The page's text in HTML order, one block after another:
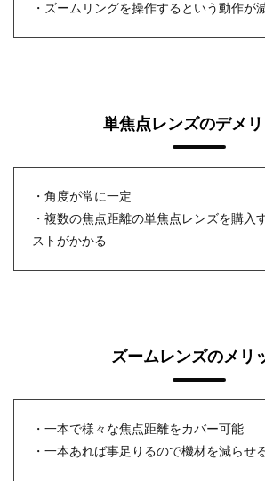
・ズームリングを操作するという動作が
単焦点レンズのデメリ
・角度が常に一定
・複数の焦点距離の単焦点レンズを購入
ストがかかる
ズームレンズのメリ
・一本で様々な焦点距離をカバー可能
・一本あれば事足りるので機材を減らせ